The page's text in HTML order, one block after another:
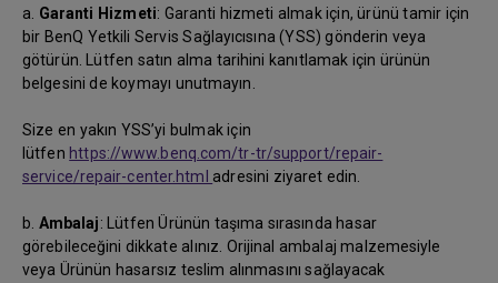
a. Garanti Hizmeti: Garanti hizmeti almak için, ürünü tamir için
bir BenQ Yetkili Servis Sağlayıcısına (YSS) gönderin veya
götürün. Lütfen satın alma tarihini kanıtlamak için ürünün
belgesini de koymayı unutmayın.
Size en yakın YSS’yi bulmak için
lütfen https://www.benq.com/tr-tr/support/repair-
service/repair-center.html adresini ziyaret edin.
b. Ambalaj: Lütfen Ürünün taşıma sırasında hasar
görebileceğini dikkate alınız. Orijinal ambalaj malzemesiyle
veya Ürünün hasarsız teslim alınmasını sağlayacak